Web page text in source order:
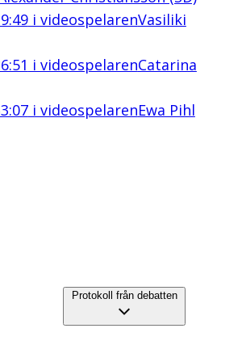
i videospelarenVasiliki
i videospelarenCatarina
i videospelarenEwa Pihl
Protokoll från debatten